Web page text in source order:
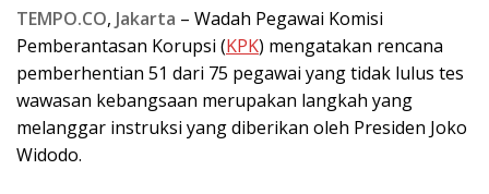
TEMPO.CO, Jakarta – Wadah Pegawai Komisi
Pemberantasan Korupsi (KPK) mengatakan rencana
pemberhentian 51 dari 75 pegawai yang tidak lulus tes
wawasan kebangsaan merupakan langkah yang
melanggar instruksi yang diberikan oleh Presiden Joko
Widodo.